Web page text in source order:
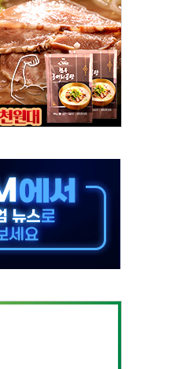
속'
대
않은 속도로"